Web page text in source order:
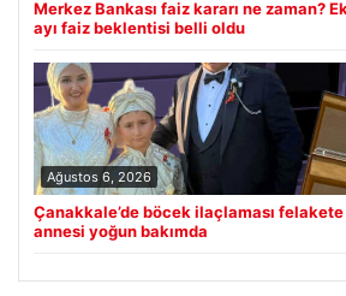
Merkez Bankası faiz kararı ne zaman?
ayı faiz beklentisi belli oldu
Ağustos 6, 2026
Çanakkale’de böcek ilaçlaması
annesi yoğun bakımda